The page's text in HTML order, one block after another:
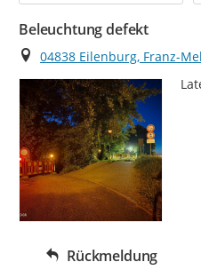
Beleuchtung defekt
Ort
04838 Eilenburg, Franz-
Rückmeldung